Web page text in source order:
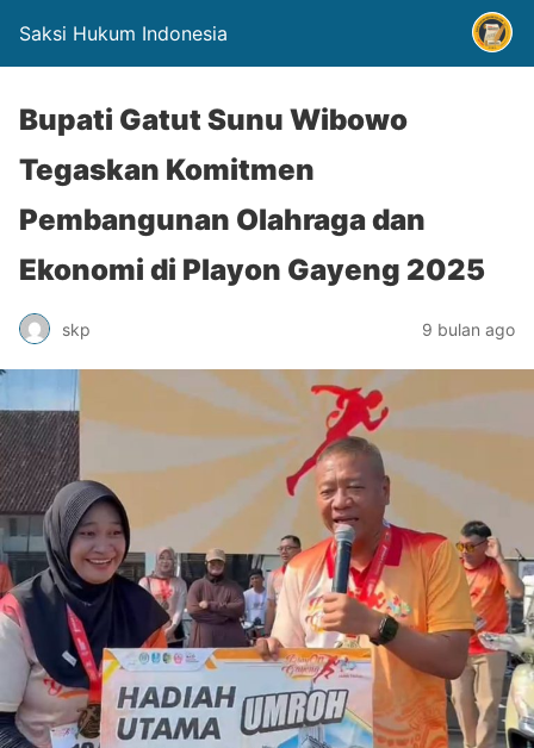
Saksi Hukum Indonesia
Bupati Gatut Sunu Wibowo
Tegaskan Komitmen
Pembangunan Olahraga dan
Ekonomi di Playon Gayeng 2025
skp 9 bulan ago